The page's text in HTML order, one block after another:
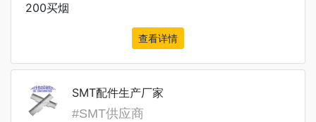
200买烟
查看详情
SMT配件生产厂家
#SMT供应商